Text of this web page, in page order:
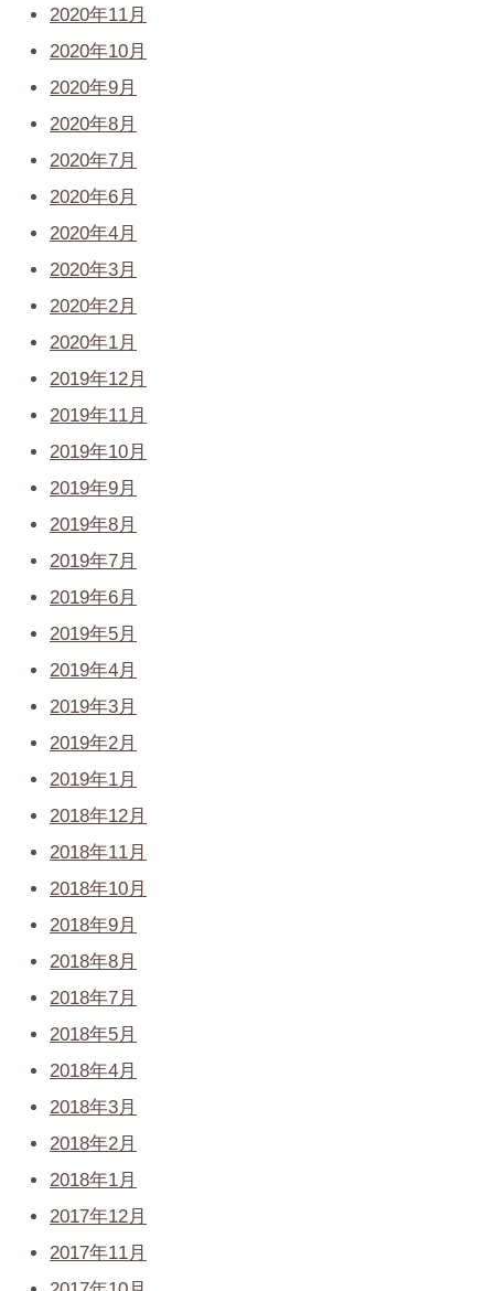
2020年11月
2020年10月
2020年9月
2020年8月
2020年7月
2020年6月
2020年4月
2020年3月
2020年2月
2020年1月
2019年12月
2019年11月
2019年10月
2019年9月
2019年8月
2019年7月
2019年6月
2019年5月
2019年4月
2019年3月
2019年2月
2019年1月
2018年12月
2018年11月
2018年10月
2018年9月
2018年8月
2018年7月
2018年5月
2018年4月
2018年3月
2018年2月
2018年1月
2017年12月
2017年11月